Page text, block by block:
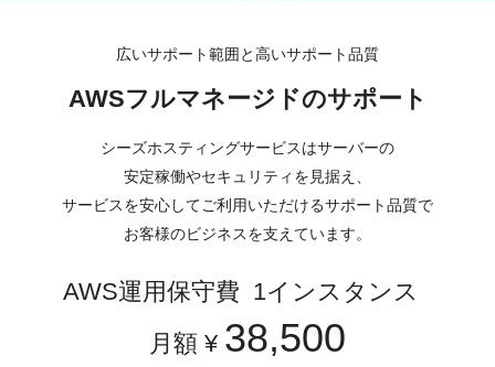
広いサポート範囲と高いサポート品質
AWSフルマネージドのサポート
シーズホスティングサービスはサーバーの
安定稼働やセキュリティを見据え、
サービスを安心してご利用いただけるサポート品質で
お客様のビジネスを支えています。
AWS運用保守費 1インスタンス
月額 ¥ 38,500